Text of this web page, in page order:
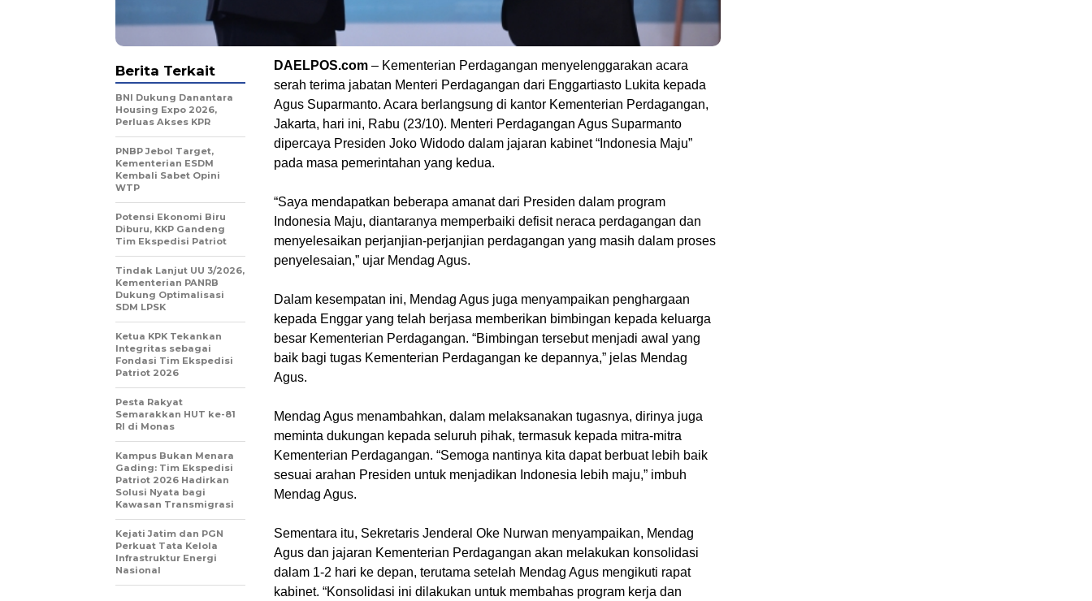
DAELPOS.com – Kementerian Perdagangan menyelenggarakan acara
serah terima jabatan Menteri Perdagangan dari Enggartiasto Lukita kepada
Agus Suparmanto. Acara berlangsung di kantor Kementerian Perdagangan,
Jakarta, hari ini, Rabu (23/10). Menteri Perdagangan Agus Suparmanto
dipercaya Presiden Joko Widodo dalam jajaran kabinet “Indonesia Maju”
pada masa pemerintahan yang kedua.
“Saya mendapatkan beberapa amanat dari Presiden dalam program
Indonesia Maju, diantaranya memperbaiki defisit neraca perdagangan dan
menyelesaikan perjanjian-perjanjian perdagangan yang masih dalam proses
penyelesaian,” ujar Mendag Agus.
Dalam kesempatan ini, Mendag Agus juga menyampaikan penghargaan
kepada Enggar yang telah berjasa memberikan bimbingan kepada keluarga
besar Kementerian Perdagangan. “Bimbingan tersebut menjadi awal yang
baik bagi tugas Kementerian Perdagangan ke depannya,” jelas Mendag
Agus.
Mendag Agus menambahkan, dalam melaksanakan tugasnya, dirinya juga
meminta dukungan kepada seluruh pihak, termasuk kepada mitra-mitra
Kementerian Perdagangan. “Semoga nantinya kita dapat berbuat lebih baik
sesuai arahan Presiden untuk menjadikan Indonesia lebih maju,” imbuh
Mendag Agus.
Sementara itu, Sekretaris Jenderal Oke Nurwan menyampaikan, Mendag
Agus dan jajaran Kementerian Perdagangan akan melakukan konsolidasi
dalam 1-2 hari ke depan, terutama setelah Mendag Agus mengikuti rapat
kabinet. “Konsolidasi ini dilakukan untuk membahas program kerja dan
Berita Terkait
BNI Dukung Danantara
Housing Expo 2026,
Perluas Akses KPR
PNBP Jebol Target,
Kementerian ESDM
Kembali Sabet Opini
WTP
Potensi Ekonomi Biru
Diburu, KKP Gandeng
Tim Ekspedisi Patriot
Tindak Lanjut UU 3/2026,
Kementerian PANRB
Dukung Optimalisasi
SDM LPSK
Ketua KPK Tekankan
Integritas sebagai
Fondasi Tim Ekspedisi
Patriot 2026
Pesta Rakyat
Semarakkan HUT ke-81
RI di Monas
Kampus Bukan Menara
Gading: Tim Ekspedisi
Patriot 2026 Hadirkan
Solusi Nyata bagi
Kawasan Transmigrasi
Kejati Jatim dan PGN
Perkuat Tata Kelola
Infrastruktur Energi
Nasional